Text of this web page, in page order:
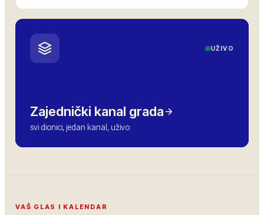
UŽIVO
Zajednički kanal grada
svi dionici, jedan kanal, uživo
VAŠ GLAS I KALENDAR